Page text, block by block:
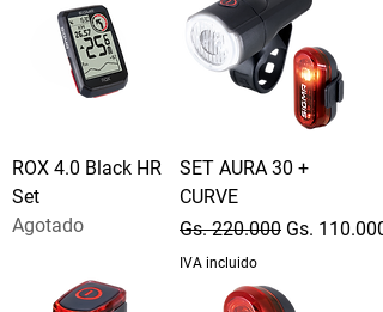
ROX 4.0 Black HR
Set
Agotado
SET AURA 30 +
CURVE
Precio
Gs. 220.000 Precio de
Gs. 110.000
IVA incluido